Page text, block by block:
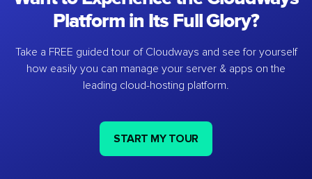
Platform in Its Full Glory?
Take a FREE guided tour of Cloudways and see for yourself
how easily you can manage your server & apps on the
leading cloud-hosting platform.
START MY TOUR